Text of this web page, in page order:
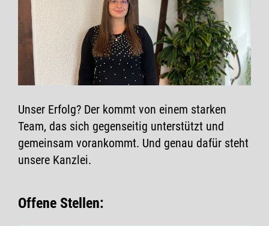
Unser Erfolg? Der kommt von einem starken
Team, das sich gegenseitig unterstützt und
gemeinsam vorankommt. Und genau dafür steht
unsere Kanzlei.
Offene Stellen: